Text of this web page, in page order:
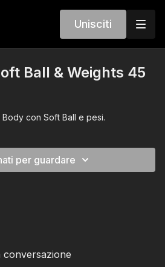
Unisciti
Ball & Weights 45
con Soft Ball e pesi.
per guardare
conversazione